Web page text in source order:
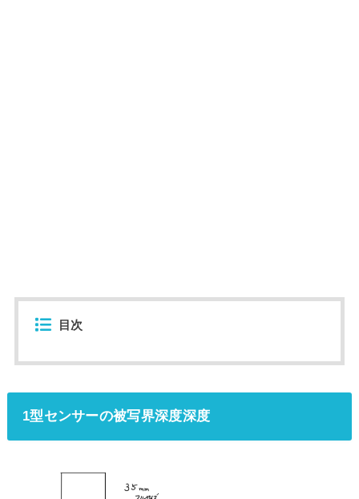
目次
1型センサーの被写界深度深度